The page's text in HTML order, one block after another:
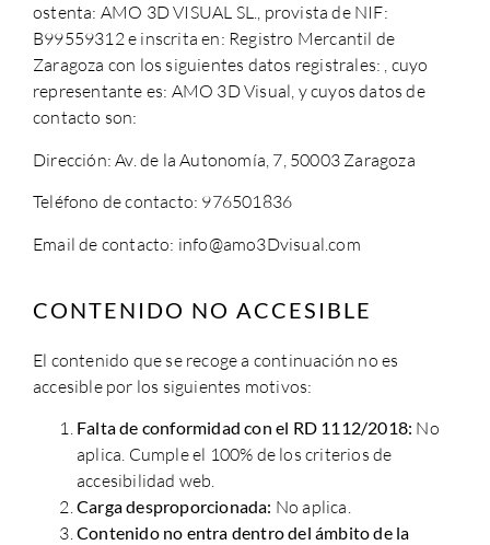
ostenta: AMO 3D VISUAL SL., provista de NIF:
B99559312 e inscrita en: Registro Mercantil de
Zaragoza con los siguientes datos registrales: , cuyo
representante es: AMO 3D Visual, y cuyos datos de
contacto son:
Dirección: Av. de la Autonomía, 7, 50003 Zaragoza
Teléfono de contacto: 976501836
Email de contacto: info@amo3Dvisual.com
CONTENIDO NO ACCESIBLE
El contenido que se recoge a continuación no es
accesible por los siguientes motivos:
Falta de conformidad con el RD 1112/2018: No
aplica. Cumple el 100% de los criterios de
accesibilidad web.
Carga desproporcionada: No aplica.
Contenido no entra dentro del ámbito de la